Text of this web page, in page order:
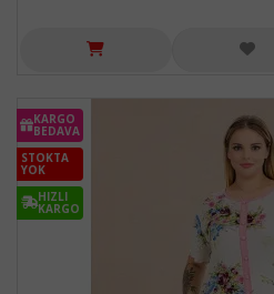
KARGO
BEDAVA
STOKTA
YOK
HIZLI
KARGO